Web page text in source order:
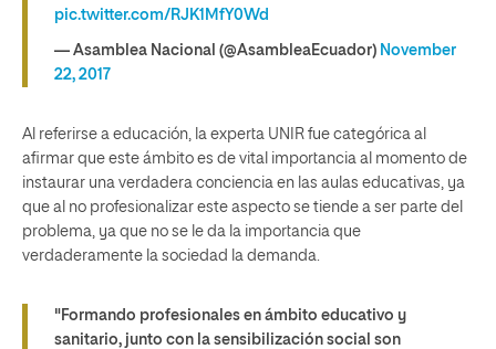
pic.twitter.com/RJK1MfY0Wd
— Asamblea Nacional (@AsambleaEcuador) November
22, 2017
Al referirse a educación, la experta UNIR fue categórica al
afirmar que este ámbito es de vital importancia al momento de
instaurar una verdadera conciencia en las aulas educativas, ya
que al no profesionalizar este aspecto se tiende a ser parte del
problema, ya que no se le da la importancia que
verdaderamente la sociedad la demanda.
"Formando profesionales en ámbito educativo y
sanitario, junto con la sensibilización social son